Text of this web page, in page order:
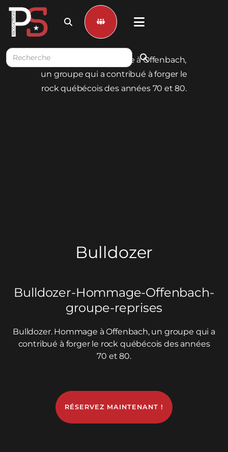
  
Bulldozer
Bulldozer-Hommage-Offenbach-
groupe-reprises
Bulldozer. Hommage à Offenbach, un groupe qui a
contribué à forger le rock québécois des années
70 et 80.
RÉSERVEZ MAINTENANT !